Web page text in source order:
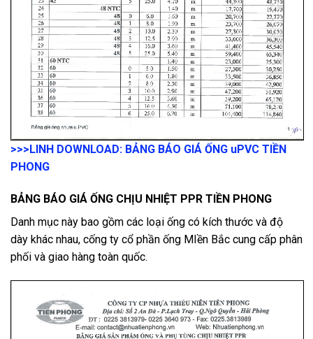
>>>LINH DOWNLOAD: BẢNG BÁO GIÁ ỐNG uPVC TIỀN
PHONG
BẢNG BÁO GIÁ ỐNG CHỊU NHIỆT PPR TIỀN PHONG
Danh mục này bao gồm các loại ống có kích thước và độ
dày khác nhau, cống ty cổ phần ống MIền Bắc cung cấp phân
phối và giao hàng toàn quốc.